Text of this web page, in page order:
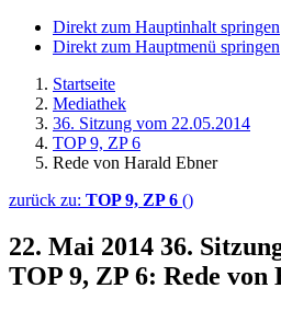
Direkt zum Hauptinhalt springen
Direkt zum Hauptmenü springen
Startseite
Mediathek
36. Sitzung vom 22.05.2014
TOP 9, ZP 6
Rede von Harald Ebner
zurück zu: TOP 9, ZP 6 ()
22. Mai 2014 36.
TOP 9, ZP 6: Rede